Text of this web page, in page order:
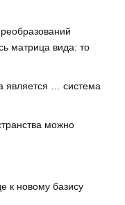
матрица вида: то
является … система
можно
к новому базису